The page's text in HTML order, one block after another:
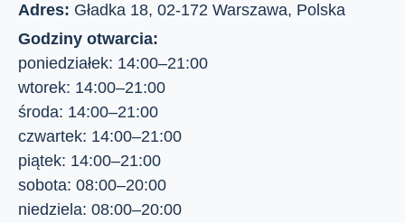
Adres: Gładka 18, 02-172 Warszawa, Polska
Godziny otwarcia:
poniedziałek: 14:00–21:00
wtorek: 14:00–21:00
środa: 14:00–21:00
czwartek: 14:00–21:00
piątek: 14:00–21:00
sobota: 08:00–20:00
niedziela: 08:00–20:00